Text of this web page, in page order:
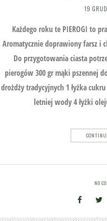
19
Każdego roku te PIEROGI to
Aromatycznie doprawiony farsz i
Do przygotowania ciasta
pierogów 300 gr mąki pszennej
drożdży tradycyjnych 1 łyżka
letniej wody 4 łyżki
NO